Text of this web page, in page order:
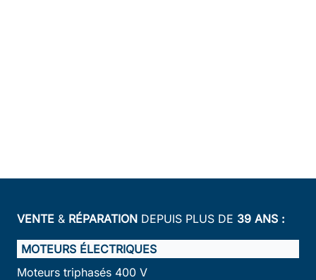
VENTE & RÉPARATION DEPUIS PLUS DE 39 ANS :
MOTEURS ÉLECTRIQUES
Moteurs triphasés 400 V